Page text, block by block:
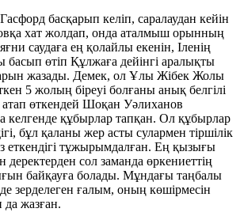
басқарып келіп, саралаудан кейін
хат жолдап, онда аталмыш орынның
саудаға ең қолайлы екенін, Іленің
өтіп Құлжаға дейінгі аралықты
жазады. Демек, ол Ұлы Жібек Жолы
5 жолың біреуі болғаны анық белгілі
өткендей Шоқан Уәлиханов
келгенде құбырлар тапқан. Ол құбырлар
бұл қаланы жер асты сулармен тіршілік
еткендігі тұжырымдалған. Ең қызығы
деректерден сол заманда өркениеттің
байқауға болады. Мұндағы таңбалы
зерделеген ғалым, оның көшірмесін
да жазған.